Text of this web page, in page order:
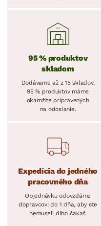
95 % produktov
skladom
Dodávame až z 15 skladov,
95 % produktov máme
okamžite pripravených
na odoslanie.
Expedícia do jedného
pracovného dňa
Objednávku odovzdáme
dopravcovi do 1 dňa, aby ste
nemuseli dlho čakať.